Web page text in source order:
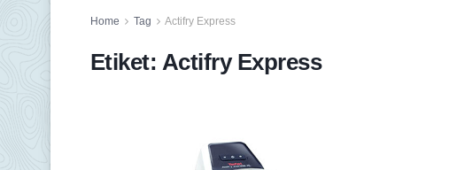
Home Tag Actifry Express
Etiket: Actifry Express